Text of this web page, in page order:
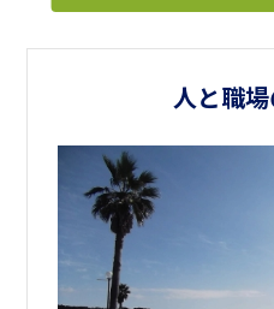
せていただきます。
新たな場所、新たな環境で一
人と職